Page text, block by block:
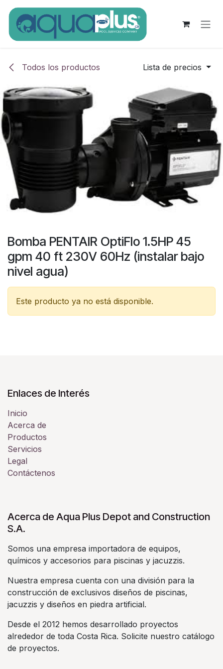
Ir al contenido
Todos los productos Lista de precios
Bomba PENTAIR OptiFlo 1.5HP 45
gpm 40 ft 230V 60Hz (instalar bajo
nivel agua)
Este producto ya no está disponible.
Enlaces de Interés
Inicio
Acerca de
Productos
Servicios
Legal
Contáctenos
Acerca de Aqua Plus Depot and Construction
S.A.
Somos una empresa importadora de equipos,
químicos y accesorios para piscinas y jacuzzis.
Nuestra empresa cuenta con una división para la
construcción de exclusivos diseños de piscinas,
jacuzzis y diseños en piedra artificial.
Desde el 2012 hemos desarrollado proyectos
alrededor de toda Costa Rica. Solicite nuestro catálogo
de proyectos.